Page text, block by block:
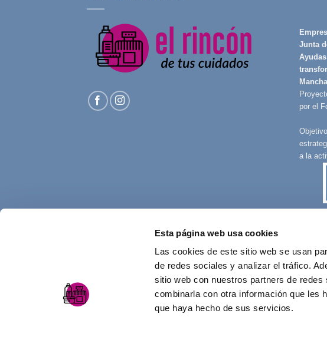
Esta página web usa cookies
Las cookies de este sitio web se usan
de redes sociales y analizar el tráfico.
sitio web con nuestros partners de
combinarla con otra información que les
que haya hecho de sus servicios.
Junta
Mancha
por el
a la